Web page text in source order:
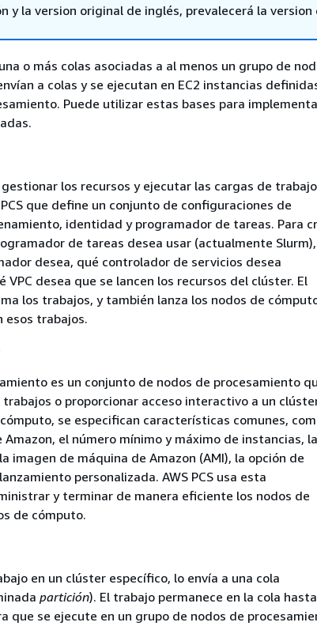
y la version original de inglés, prevalecerá la version
o más colas asociadas a al menos un grupo de
a colas y se ejecutan en EC2 instancias
Puede utilizar estas bases para
los recursos y ejecutar las cargas de
que define un conjunto de configuraciones de
identidad y programador de tareas. Para
de tareas desea usar (actualmente Slurm),
desea, qué controlador de servicios desea
desea que se lancen los recursos del clúster. El
los trabajos, y también lanza los nodos de
esos trabajos.
es un conjunto de nodos de procesamiento
trabajos o proporcionar acceso interactivo a un
se especifican características comunes,
el número mínimo y máximo de instancias,
imagen de máquina de Amazon (AMI), la opción de
personalizada. AWS PCS usa esta
y terminar de manera eficiente los nodos de
de cómputo.
en un clúster específico, lo envía a una cola
partición). El trabajo permanece en la cola hasta
que se ejecute en un grupo de nodos de